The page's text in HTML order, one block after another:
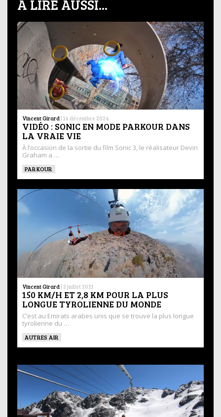
À LIRE AUSSI...
Vincent Girard | 16 décembre 2024
VIDÉO : SONIC EN MODE PARKOUR DANS
LA VRAIE VIE
À l’occasion de la sortie du film Sonic 3, le réalisateur Devin
Graham a …
PARKOUR
Vincent Girard | 2 juillet 2021
150 KM/H ET 2,8 KM POUR LA PLUS
LONGUE TYROLIENNE DU MONDE
C’est au Emirats arabes unis que se trouve la plus longue
tyrolienne du …
AUTRES AIR